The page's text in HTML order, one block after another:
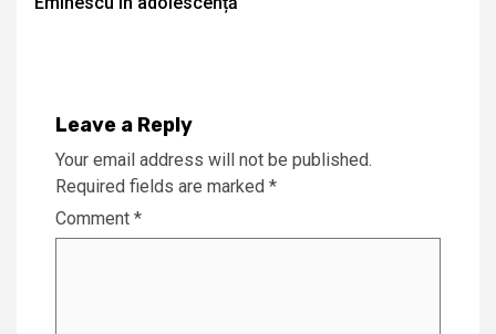
Leave a Reply
Your email address will not be published.
Required fields are marked *
Comment *